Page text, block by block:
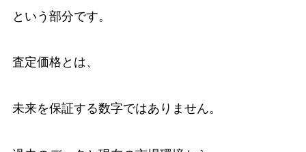
という部分です。
査定価格とは、
未来を保証する数字ではありません。